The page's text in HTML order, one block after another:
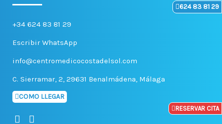
624 83 81 29
RESERVAR CITA
+34 624 83 81 29
Escribir WhatsApp
info@centromedicocostadelsol.com
C. Sierramar, 2, 29631 Benalmádena, Málaga
COMO LLEGAR
F
I